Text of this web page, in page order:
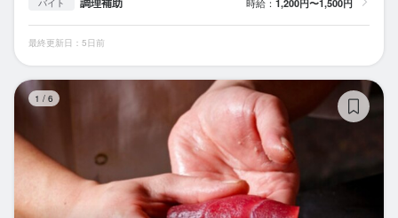
バイト 1,200円〜1,500円
最終更新日：5日前
1 / 6